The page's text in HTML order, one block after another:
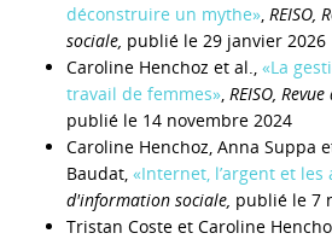
déconstruire un mythe», REISO,
sociale, publié le 29 janvier 2026
Caroline Henchoz et al., «La
travail de femmes», REISO,
publié le 14 novembre 2024
Caroline Henchoz, Anna Suppa
Baudat, «Internet, l’argent et les
d'information sociale, publié le 7
Tristan Coste et Caroline